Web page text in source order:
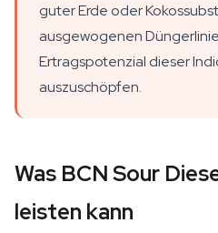
guter Erde oder
ausgewogenen
Ertragspotenzial dieser
auszuschöpfen.
Was BCN Sour
leisten kann